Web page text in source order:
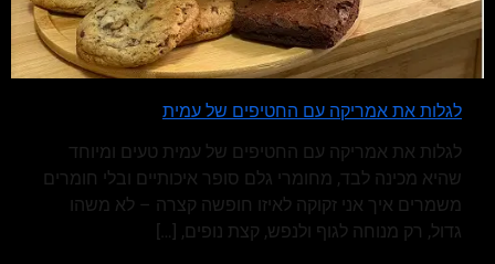
לגלות את אמריקה עם החטיפים של עמית
לגלות את אמריקה עם החטיפים של עמית טעים ומיוחד
שהיא מכינה לבד, מחומרי גלם סופר איכותיים ובלי חומרים
משמרים איך אני זקוקה לאיזו חופשה קצרה – לא משהו
גדול, רק מנוחה לגוף ולנפש, קצת נופים, […]